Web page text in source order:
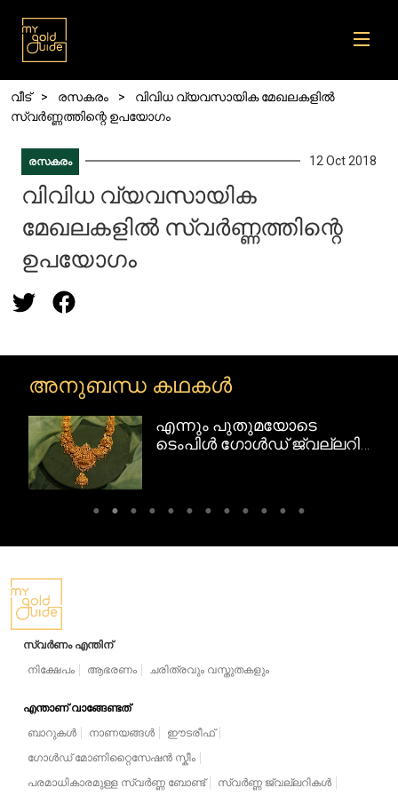
Breadcrumb
വീട് രസകരം
വിവിധ വ്യവസായിക മേഖലകളിൽ
സ്വർണ്ണത്തിന്റെ ഉപയോഗം
രസകരം 12 Oct 2018
വിവിധ വ്യവസായിക
മേഖലകളിൽ സ്വർണ്ണത്തിന്റെ
ഉപയോഗം
അനുബന്ധ കഥകൾ
എന്നും പുതുമയോടെ
ടെംപിൾ ഗോൾഡ് ജ്വല്ലറി
ഡിസൈനുകൾ
സ്വർണം എന്തിന്
നിക്ഷേപം
ആഭരണം ചരിത്രവും വസ്തുതകളും
എന്താണ് വാങ്ങേണ്ടത്
ബാറുകൾ
നാണയങ്ങൾ
ഈടരീഫ്
ഗോൾഡ് മോണിറ്റൈസേഷൻ സ്കീം
പരമാധികാരമുള്ള സ്വർണ്ണ ബോണ്ട്
സ്വർണ്ണ ജ്വല്ലറികൾ